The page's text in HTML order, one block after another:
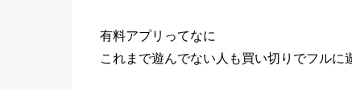
有料アプリってなに
これまで遊んでない人も買い切りでフルに